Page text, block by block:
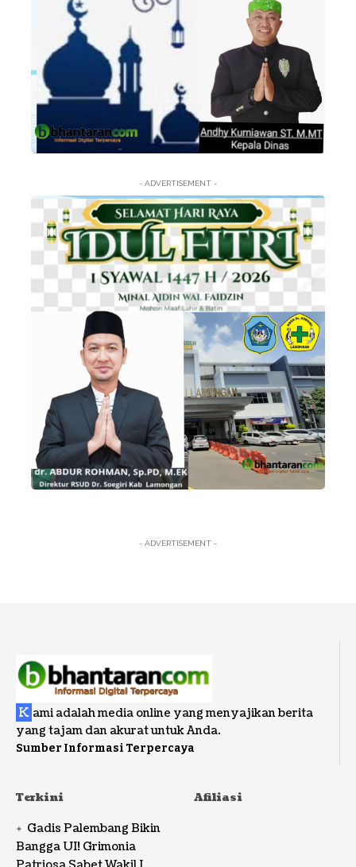
- ADVERTISEMENT -
- ADVERTISEMENT -
K ami adalah media online yang menyajikan berita
yang tajam dan akurat untuk Anda.
Sumber Informasi Terpercaya
Terkini
Gadis Palembang Bikin
Bangga UI! Grimonia
Afiliasi